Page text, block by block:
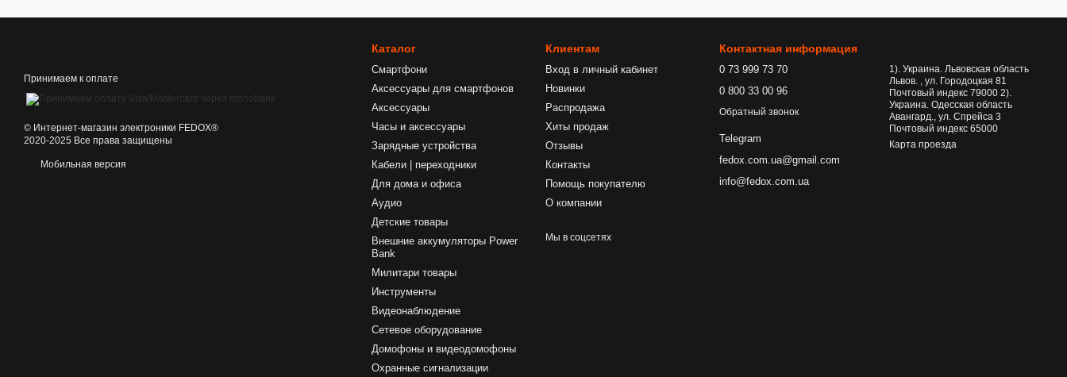
Принимаем к оплате
©️ Интернет-магазин электроники FEDOX®
2020-2025 Все права защищены
Мобильная версия
Каталог
Смартфони
Аксессуары для смартфонов
Аксессуары
Часы и аксессуары
Зарядные устройства
Кабели | переходники
Для дома и офиса
Аудио
Детские товары
Внешние аккумуляторы Power
Bank
Милитари товары
Инструменты
Видеонаблюдение
Сетевое оборудование
Домофоны и видеодомофоны
Охранные сигнализации
Клиентам
Вход в личный кабинет
Новинки
Распродажа
Хиты продаж
Отзывы
Контакты
Помощь покупателю
О компании
Мы в соцсетях
Контактная информация
0 73 999 73 70
0 800 33 00 96
Обратный звонок
Telegram
fedox.com.ua@gmail.com
info@fedox.com.ua
1). Украина. Львовская область
Львов. , ул. Городоцкая 81
Почтовый индекс 79000 2).
Украина. Одесская область
Авангард., ул. Спрейса 3
Почтовый индекс 65000
Карта проезда